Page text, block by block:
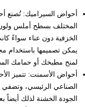
أحواض السيراميك: تُصنع
المختلف بسطح أملس
الخزفية دون عناء سواءً
يمكن تصميمها باستخدام
لمنح مطبخك أو حمامك
أحواض الأسمنت: تتميز
الصناعي الرئيسي،
الجودة الخشنة لذلك